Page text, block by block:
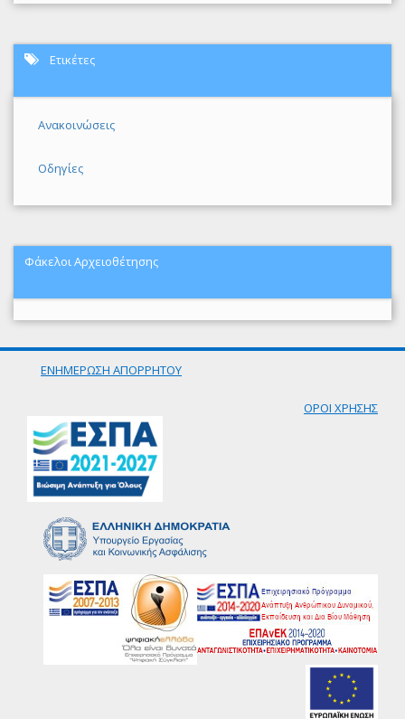
Ετικέτες
Ανακοινώσεις
Οδηγίες
Φάκελοι Αρχειοθέτησης
ΕΝΗΜΕΡΩΣΗ ΑΠΟΡΡΗΤΟΥ
ΟΡΟΙ ΧΡΗΣΗΣ